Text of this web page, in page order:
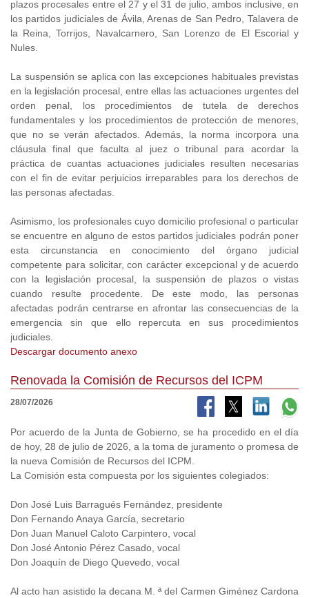
plazos procesales entre el 27 y el 31 de julio, ambos inclusive, en
los partidos judiciales de Ávila, Arenas de San Pedro, Talavera de
la Reina, Torrijos, Navalcarnero, San Lorenzo de El Escorial y
Nules.
La suspensión se aplica con las excepciones habituales previstas
en la legislación procesal, entre ellas las actuaciones urgentes del
orden penal, los procedimientos de tutela de derechos
fundamentales y los procedimientos de protección de menores,
que no se verán afectados. Además, la norma incorpora una
cláusula final que faculta al juez o tribunal para acordar la
práctica de cuantas actuaciones judiciales resulten necesarias
con el fin de evitar perjuicios irreparables para los derechos de
las personas afectadas.
Asimismo, los profesionales cuyo domicilio profesional o particular
se encuentre en alguno de estos partidos judiciales podrán poner
esta circunstancia en conocimiento del órgano judicial
competente para solicitar, con carácter excepcional y de acuerdo
con la legislación procesal, la suspensión de plazos o vistas
cuando resulte procedente. De este modo, las personas
afectadas podrán centrarse en afrontar las consecuencias de la
emergencia sin que ello repercuta en sus procedimientos
judiciales.
Descargar documento anexo
Renovada la Comisión de Recursos del ICPM
28/07/2026
Por acuerdo de la Junta de Gobierno, se ha procedido en el día
de hoy, 28 de julio de 2026, a la toma de juramento o promesa de
la nueva Comisión de Recursos del ICPM.
La Comisión esta compuesta por los siguientes colegiados:
Don José Luis Barragués Fernández, presidente
Don Fernando Anaya García, secretario
Don Juan Manuel Caloto Carpintero, vocal
Don José Antonio Pérez Casado, vocal
Don Joaquín de Diego Quevedo, vocal
Al acto han asistido la decana M. ª del Carmen Giménez Cardona